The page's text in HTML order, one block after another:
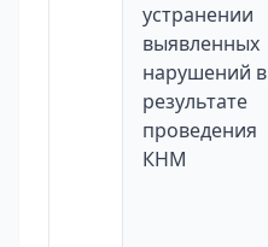
устранении
выявленных
нарушений в
результате
проведения
КНМ